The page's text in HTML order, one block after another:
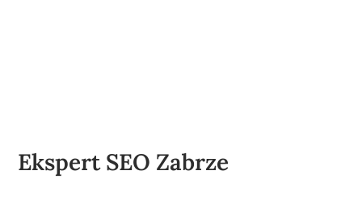
Ekspert SEO Zabrze